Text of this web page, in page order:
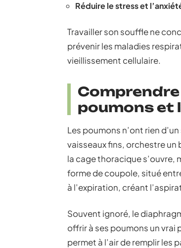
Réduire le stress et
Travailler son souffle ne
prévenir les maladies
vieillissement cellulaire.
poumons et
Les poumons n’ont rien
vaisseaux fins, orchestre un
la cage thoracique s’ouvre,
forme de coupole, situé
à l’expiration, créant
Souvent ignoré, le
offrir à ses poumons un vrai
permet à l’air de remplir les